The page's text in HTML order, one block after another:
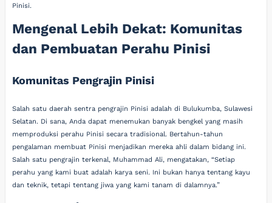
Pinisi.
Mengenal Lebih Dekat: Komunitas
dan Pembuatan Perahu Pinisi
Komunitas Pengrajin Pinisi
Salah satu daerah sentra pengrajin Pinisi adalah di Bulukumba, Sulawesi
Selatan. Di sana, Anda dapat menemukan banyak bengkel yang masih
memproduksi perahu Pinisi secara tradisional. Bertahun-tahun
pengalaman membuat Pinisi menjadikan mereka ahli dalam bidang ini.
Salah satu pengrajin terkenal, Muhammad Ali, mengatakan, “Setiap
perahu yang kami buat adalah karya seni. Ini bukan hanya tentang kayu
dan teknik, tetapi tentang jiwa yang kami tanam di dalamnya.”